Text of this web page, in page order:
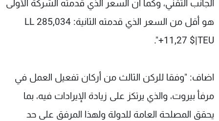
الجانب التقني، وكما أن السعر الذي قدمته الشركة الأولى
هو أقل من السعر الذي قدمته الثانية: 285,034 LL
+11,27 $|TEU".
اضاف: "وفقا للركن الثالث من أركان تفعيل العمل في
مرفأ بيروت، والذي يرتكز على زيادة الإيرادات فيه، بما
يحقق المصلحة العامة للدولة ولهذا المرفق على حد